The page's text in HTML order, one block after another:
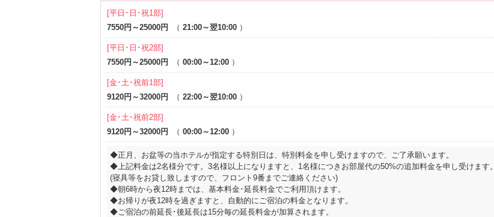
セレクトシャンプー カールドライヤー ヘアアイロン ※一部
コスプレ ※一部
部屋タイプ
テラス
1名利用可
サービス
ルームサービス
[平日･日･祝1部]
7550円～25000円
（ 21:00～翌10:00 ）
[平日･日･祝2部]
7550円～25000円
（ 00:00～12:00 ）
[金･土･祝前1部]
9120円～32000円
（ 22:00～翌10:00 ）
[金･土･祝前2部]
9120円～32000円
（ 00:00～12:00 ）
◆正月、お盆等の当ホテルが指定する特別日は、特別料金を申し受けますので、ご了承願います。
◆上記料金は2名様分です。3名様以上になりますと、1名様につきお部屋代の50%の追加料金を申し受けます。
(寝具等をお貸し致しますので、フロント9番までご連絡ください)
◆朝6時から夜12時までは、基本料金･延長料金でご利用頂けます。
◆お帰りが夜12時を過ぎますと、自動的にご宿泊の料金となります。
◆ご宿泊の前延長･後延長は15分毎の延長料金が加算されます。